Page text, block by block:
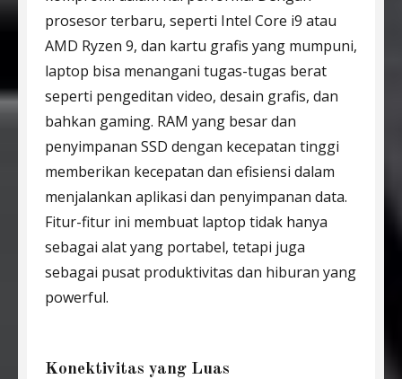
prosesor terbaru, seperti Intel Core i9 atau
AMD Ryzen 9, dan kartu grafis yang mumpuni,
laptop bisa menangani tugas-tugas berat
seperti pengeditan video, desain grafis, dan
bahkan gaming. RAM yang besar dan
penyimpanan SSD dengan kecepatan tinggi
memberikan kecepatan dan efisiensi dalam
menjalankan aplikasi dan penyimpanan data.
Fitur-fitur ini membuat laptop tidak hanya
sebagai alat yang portabel, tetapi juga
sebagai pusat produktivitas dan hiburan yang
powerful.
Konektivitas yang Luas